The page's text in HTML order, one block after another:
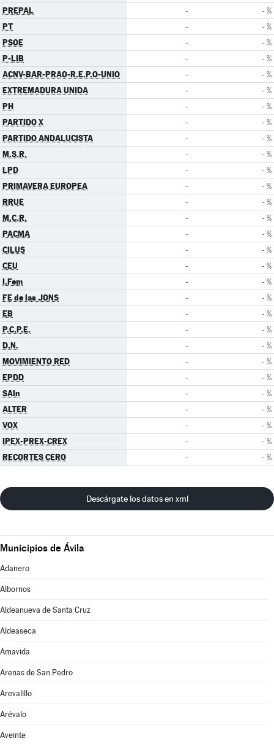
PREPAL - - %
PT - - %
PSOE - - %
P-LIB - - %
ACNV-BAR-PRAO-R.E.P.O-UNIO - - %
EXTREMADURA UNIDA - - %
PH - - %
PARTIDO X - - %
PARTIDO ANDALUCISTA - - %
M.S.R. - - %
LPD - - %
PRIMAVERA EUROPEA - - %
RRUE - - %
M.C.R. - - %
PACMA - - %
CILUS - - %
CEU - - %
I.Fem - - %
FE de las JONS - - %
EB - - %
P.C.P.E. - - %
D.N. - - %
MOVIMIENTO RED - - %
EPDD - - %
SAIn - - %
ALTER - - %
VOX - - %
IPEX-PREX-CREX - - %
RECORTES CERO - - %
Descárgate los datos en xml
Municipios de Ávila
Adanero
Albornos
Aldeanueva de Santa Cruz
Aldeaseca
Amavida
Arenas de San Pedro
Arevalillo
Arévalo
Aveinte